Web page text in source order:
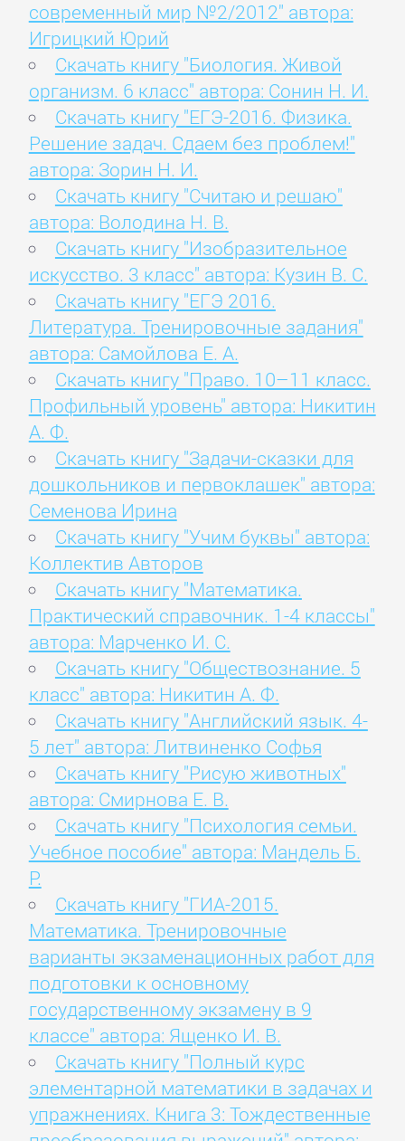
современный мир №2/2012" автора:
Игрицкий Юрий
Скачать книгу "Биология. Живой
организм. 6 класс" автора: Сонин Н. И.
Скачать книгу "ЕГЭ-2016. Физика.
Решение задач. Сдаем без проблем!"
автора: Зорин Н. И.
Скачать книгу "Считаю и решаю"
автора: Володина Н. В.
Скачать книгу "Изобразительное
искусство. 3 класс" автора: Кузин В. С.
Скачать книгу "ЕГЭ 2016.
Литература. Тренировочные задания"
автора: Самойлова Е. А.
Скачать книгу "Право. 10–11 класс.
Профильный уровень" автора: Никитин
А. Ф.
Скачать книгу "Задачи-сказки для
дошкольников и первоклашек" автора:
Семенова Ирина
Скачать книгу "Учим буквы" автора:
Коллектив Авторов
Скачать книгу "Математика.
Практический справочник. 1-4 классы"
автора: Марченко И. С.
Скачать книгу "Обществознание. 5
класс" автора: Никитин А. Ф.
Скачать книгу "Английский язык. 4-
5 лет" автора: Литвиненко Софья
Скачать книгу "Рисую животных"
автора: Смирнова Е. В.
Скачать книгу "Психология семьи.
Учебное пособие" автора: Мандель Б.
Р.
Скачать книгу "ГИА-2015.
Математика. Тренировочные
варианты экзаменационных работ для
подготовки к основному
государственному экзамену в 9
классе" автора: Ященко И. В.
Скачать книгу "Полный курс
элементарной математики в задачах и
упражнениях. Книга 3: Тождественные